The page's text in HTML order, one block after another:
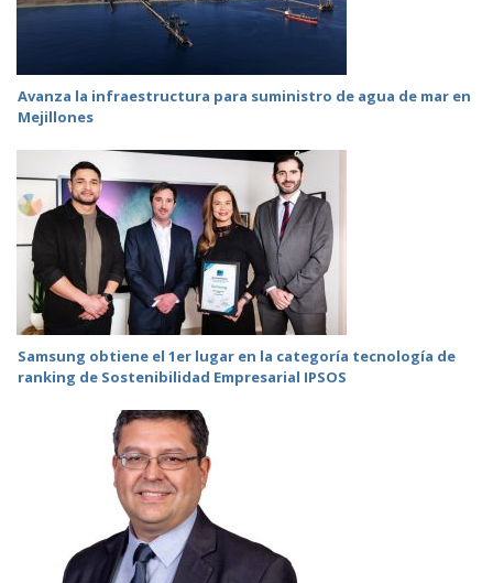
Avanza la infraestructura para suministro de agua de mar en
Mejillones
Samsung obtiene el 1er lugar en la categoría tecnología de
ranking de Sostenibilidad Empresarial IPSOS